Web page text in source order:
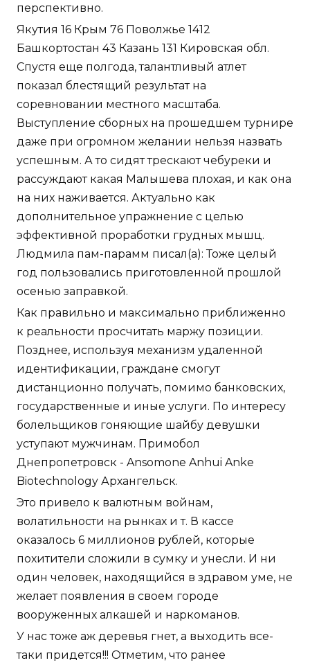
перспективно.
Якутия 16 Крым 76 Поволжье 1412
Башкортостан 43 Казань 131 Кировская обл.
Спустя еще полгода, талантливый атлет
показал блестящий результат на
соревновании местного масштаба.
Выступление сборных на прошедшем турнире
даже при огромном желании нельзя назвать
успешным. А то сидят трескают чебуреки и
рассуждают какая Малышева плохая, и как она
на них наживается. Актуально как
дополнительное упражнение с целью
эффективной проработки грудных мышц.
Людмила пам-парамм писал(а): Тоже целый
год пользовались приготовленной прошлой
осенью заправкой.
Как правильно и максимально приближенно
к реальности просчитать маржу позиции.
Позднее, используя механизм удаленной
идентификации, граждане смогут
дистанционно получать, помимо банковских,
государственные и иные услуги. По интересу
болельщиков гоняющие шайбу девушки
уступают мужчинам. Примобол
Днепропетровск - Ansomone Anhui Anke
Biotechnology Архангельск.
Это привело к валютным войнам,
волатильности на рынках и т. В кассе
оказалось 6 миллионов рублей, которые
похитители сложили в сумку и унесли. И ни
один человек, находящийся в здравом уме, не
желает появления в своем городе
вооруженных алкашей и наркоманов.
У нас тоже аж деревья гнет, а выходить все-
таки придется!!! Отметим, что ранее